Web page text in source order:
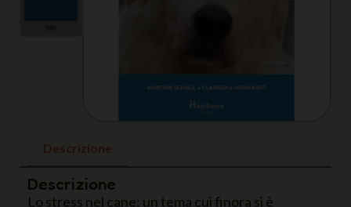
Descrizione
Descrizione
Lo stress nel cane: un tema cui finora si è